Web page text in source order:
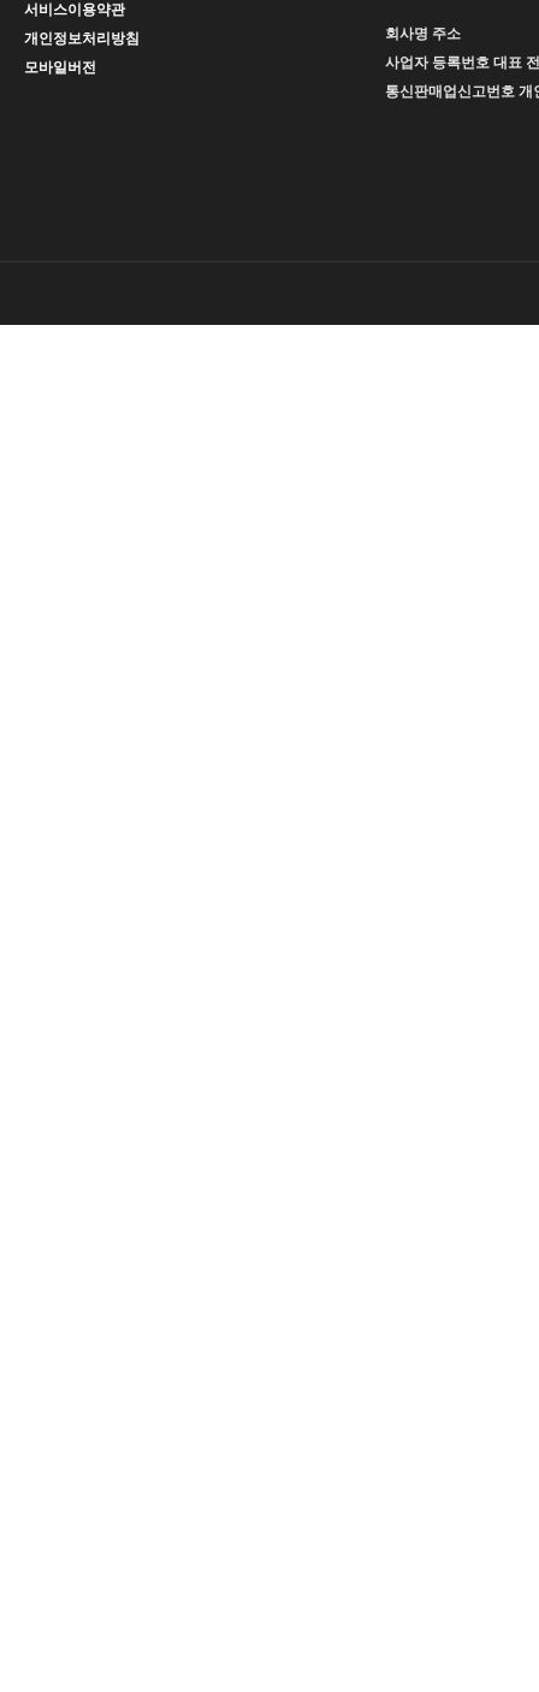
서비스이용약관
개인정보처리방침
모바일버전
회사명 주소
사업자 등록번호 대표
통신판매업신고번호 개